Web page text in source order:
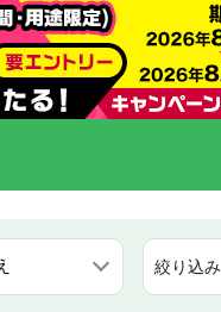
絞り込み